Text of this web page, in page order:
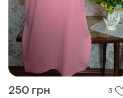
250 грн 3